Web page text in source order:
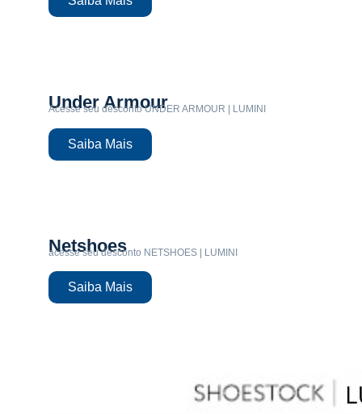
Under Armour
Acesse seu desconto UNDER ARMOUR | LUMINI
Saiba Mais
Netshoes
acesse seu desconto NETSHOES | LUMINI
Saiba Mais